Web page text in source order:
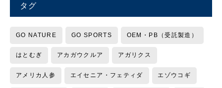
タグ
GO NATURE GO SPORTS OEM・PB（受託製造）
はとむぎ アカガウクルア アガリクス
アメリカ人参 エイセニア・フェティダ エゾウコギ